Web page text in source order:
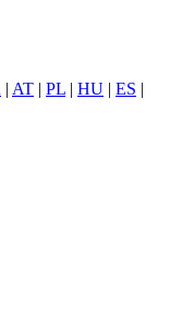
| AT | PL | HU | ES |